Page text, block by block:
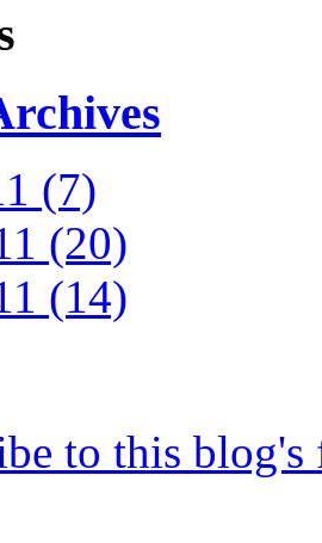
(7)
(20)
(14)
to this blog's